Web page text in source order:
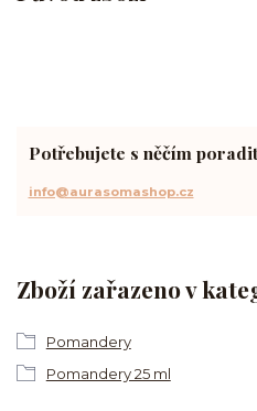
Zboží zařazeno v
Pomandery
Pomandery 25 ml
Potřebujete s něčím
info@aurasomashop.cz